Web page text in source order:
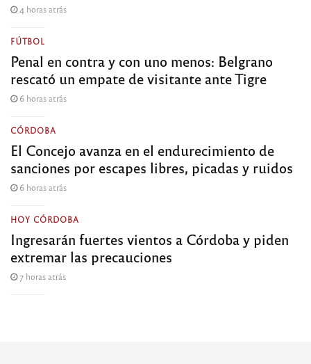
4 horas atrás
FÚTBOL
Penal en contra y con uno menos: Belgrano
rescató un empate de visitante ante Tigre
6 horas atrás
CÓRDOBA
El Concejo avanza en el endurecimiento de
sanciones por escapes libres, picadas y ruidos
6 horas atrás
HOY CÓRDOBA
Ingresarán fuertes vientos a Córdoba y piden
extremar las precauciones
7 horas atrás